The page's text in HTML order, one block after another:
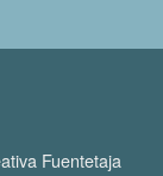
Fuentetaja